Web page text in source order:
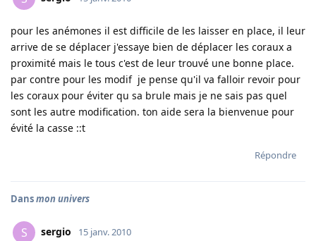
pour les anémones il est difficile de les laisser en place, il leur
arrive de se déplacer j'essaye bien de déplacer les coraux a
proximité mais le tous c'est de leur trouvé une bonne place.
par contre pour les modif je pense qu'il va falloir revoir pour
les coraux pour éviter qu sa brule mais je ne sais pas quel
sont les autre modification. ton aide sera la bienvenue pour
évité la casse ::t
Répondre
Dansmon univers
S sergio 15 janv. 2010